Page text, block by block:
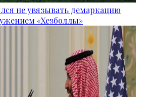
не увязывать демаркацию
«Хезболлы»